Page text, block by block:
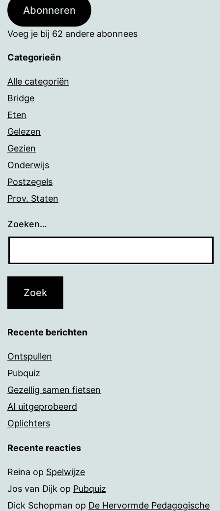
Abonneren
Voeg je bij 62 andere abonnees
Categorieën
Alle categoriën
Bridge
Eten
Gelezen
Gezien
Onderwijs
Postzegels
Prov. Staten
Zoeken…
Recente berichten
Ontspullen
Pubquiz
Gezellig samen fietsen
AI uitgeprobeerd
Oplichters
Recente reacties
Reina op Spelwijze
Jos van Dijk op Pubquiz
Dick Schopman op De Hervormde Pedagogische